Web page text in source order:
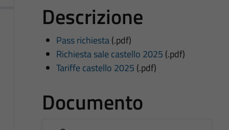
Descrizione
Pass richiesta(.pdf)
Richiesta sale castello 2025 (.pdf)
Tariffe castello 2025 (.pdf)
Documento